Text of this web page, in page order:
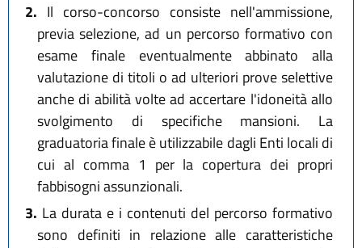
2. Il corso-concorso consiste nell'ammissione,
previa selezione, ad un percorso formativo con
esame finale eventualmente abbinato alla
valutazione di titoli o ad ulteriori prove selettive
anche di abilità volte ad accertare l'idoneità allo
svolgimento di specifiche mansioni. La
graduatoria finale è utilizzabile dagli Enti locali di
cui al comma 1 per la copertura dei propri
fabbisogni assunzionali.
3. La durata e i contenuti del percorso formativo
sono definiti in relazione alle caratteristiche